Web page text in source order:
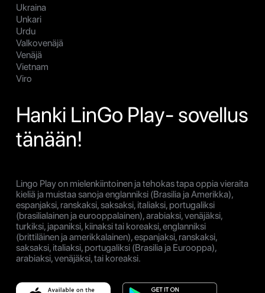
Ukraina
Unkari
Urdu
Valkovenäjä
Venäjä
Vietnam
Viro
Hanki LinGo Play- sovellus
tänään!
Lingo Play on mielenkiintoinen ja tehokas tapa oppia vieraita
kieliä ja muistaa sanoja englanniksi (Brasilia ja Amerikka),
espanjaksi, ranskaksi, saksaksi, italiaksi, portugaliksi
(brasilialainen ja eurooppalainen), arabiaksi, venäjäksi,
turkiksi, japaniksi, kiinaksi tai koreaksi, englanniksi
(brittiläinen ja amerikkalainen), espanjaksi, ranskaksi,
saksaksi, italiaksi, portugaliksi (Brasilia ja Eurooppa),
arabiaksi, venäjäksi, tai koreaksi.